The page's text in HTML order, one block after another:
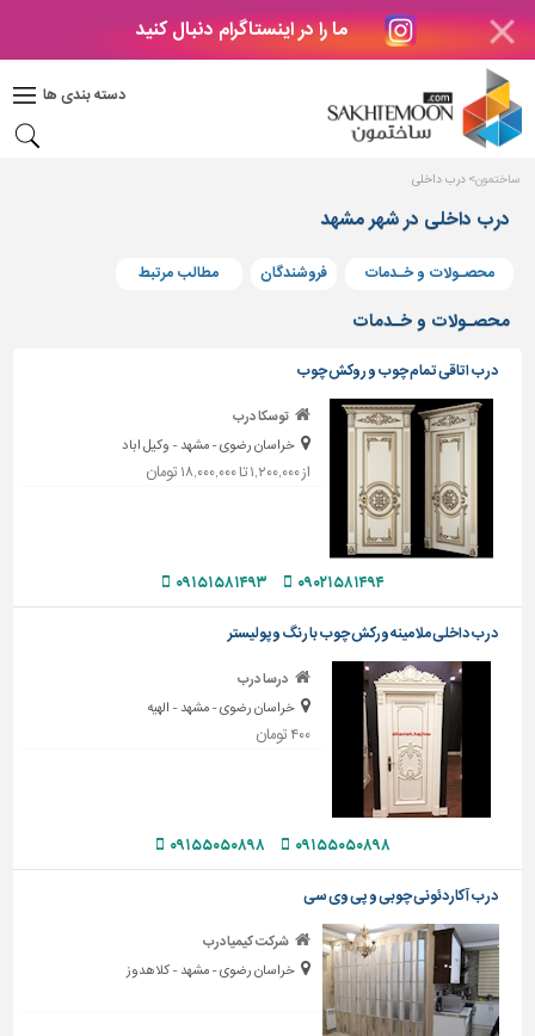
ما را در اینستاگرام دنبال کنید
دسته بندی ها
دکوراسیون
بتن
های
بتنی
و
پنجره
ساختمانی
پله،
نرده
حفاظ
دیوارپوش،
سرویس
بهداشتی
ابزار،یراق
و
ماشین
آلات
برقی،روشنایی،ایمنی
محوطه
سازی
و
نما
ساخت
ساختمون درب داخلی
درب داخلی در شهر مشهد
محصـولات و خـدمات فروشندگان مطالب مرتبط
محصـولات و خـدمات
درب اتاقی تمام چوب و روکش چوب
توسکا درب
خراسان رضوی - مشهد - وکیل اباد
از ۱,۲۰۰,۰۰۰ تا ۱۸,۰۰۰,۰۰۰ تومان
۰۹۰۲۱۵۸۱۴۹۴ ۰۹۱۵۱۵۸۱۴۹۳
درب داخلی ملامینه ورکش چوب با رنگ وپولیستر
درسا درب
خراسان رضوی - مشهد - الهیه
۴۰۰ تومان
۰۹۱۵۵۰۵۰۸۹۸ ۰۹۱۵۵۰۵۰۸۹۸
درب آکاردئونی چوبی و پی وی سی
شرکت کیمیادرب
خراسان رضوی - مشهد - کلاهدوز